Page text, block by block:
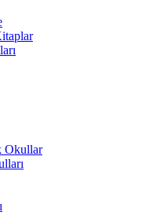
Okullar